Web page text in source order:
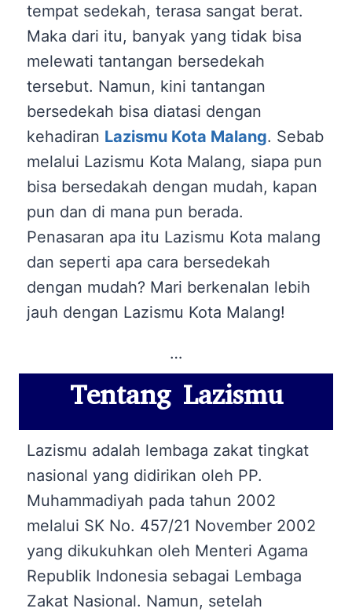
tempat sedekah, terasa sangat berat.
Maka dari itu, banyak yang tidak bisa
melewati tantangan bersedekah
tersebut. Namun, kini tantangan
bersedekah bisa diatasi dengan
kehadiran Lazismu Kota Malang. Sebab
melalui Lazismu Kota Malang, siapa pun
bisa bersedakah dengan mudah, kapan
pun dan di mana pun berada.
Penasaran apa itu Lazismu Kota malang
dan seperti apa cara bersedekah
dengan mudah? Mari berkenalan lebih
jauh dengan Lazismu Kota Malang!
…
Tentang Lazismu
Lazismu adalah lembaga zakat tingkat
nasional yang didirikan oleh PP.
Muhammadiyah pada tahun 2002
melalui SK No. 457/21 November 2002
yang dikukuhkan oleh Menteri Agama
Republik Indonesia sebagai Lembaga
Zakat Nasional. Namun, setelah